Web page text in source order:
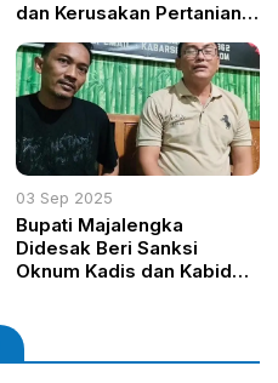
dan Kerusakan Pertanian
03 Sep 2025
Bupati Majalengka
Didesak Beri Sanksi
Oknum Kadis dan Kabid